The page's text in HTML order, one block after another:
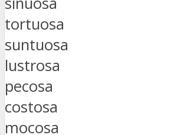
tortuosa
suntuosa
lustrosa
pecosa
costosa
mocosa